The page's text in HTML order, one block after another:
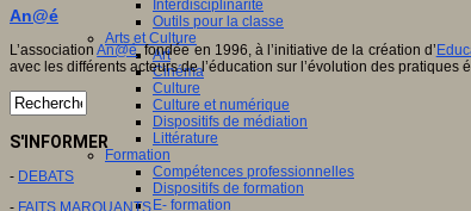
Interdisciplinarité
Outils pour la classe
Arts et Culture
Art
Cinéma
Culture
Culture et numérique
Dispositifs de médiation
Littérature
Formation
Compétences professionnelles
Dispositifs de formation
E- formation
An@é
L’associationAn@é, fondée en 1996, à l’initiative de la création d’
avec les différents acteurs de l’éducation sur l’évolution des
S'INFORMER
- DEBATS
- FAITS MARQUANTS